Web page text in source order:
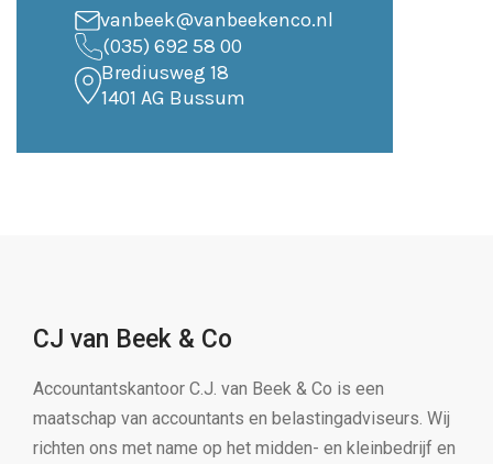
vanbeek@vanbeekenco.nl
(035) 692 58 00
Brediusweg 18
1401 AG Bussum
CJ van Beek & Co
Accountantskantoor C.J. van Beek & Co is een
maatschap van accountants en belastingadviseurs. Wij
richten ons met name op het midden- en kleinbedrijf en